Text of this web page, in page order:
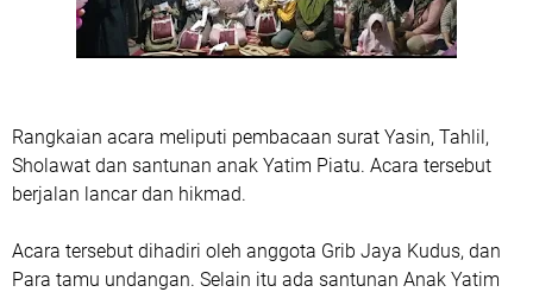
Rangkaian acara meliputi pembacaan surat Yasin, Tahlil,
Sholawat dan santunan anak Yatim Piatu. Acara tersebut
berjalan lancar dan hikmad.
Acara tersebut dihadiri oleh anggota Grib Jaya Kudus, dan
Para tamu undangan. Selain itu ada santunan Anak Yatim